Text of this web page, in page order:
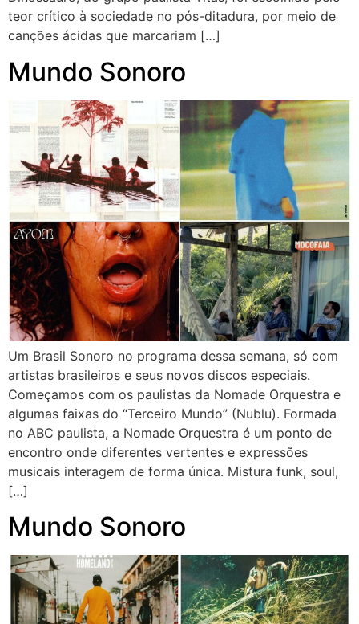
teor crítico à sociedade no pós-ditadura, por meio de
canções ácidas que marcariam […]
Mundo Sonoro
Um Brasil Sonoro no programa dessa semana, só com
artistas brasileiros e seus novos discos especiais.
Começamos com os paulistas da Nomade Orquestra e
algumas faixas do “Terceiro Mundo” (Nublu). Formada
no ABC paulista, a Nomade Orquestra é um ponto de
encontro onde diferentes vertentes e expressões
musicais interagem de forma única. Mistura funk, soul,
[…]
Mundo Sonoro